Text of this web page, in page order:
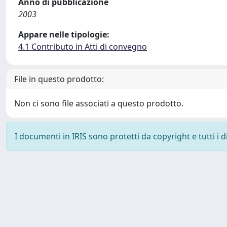
2003
Appare nelle tipologie:
4.1 Contributo in Atti di convegno
File in questo prodotto:
Non ci sono file associati a questo prodotto.
I documenti in IRIS sono protetti da copyright e tutti i